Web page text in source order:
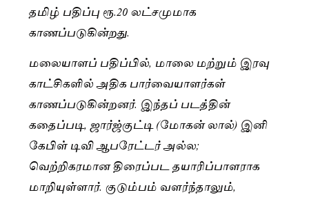
தமிழ் பதிப்பு ரூ.20 லட்சமுமாக
காணப்படுகின்றது.
மலையாளப் பதிப்பில், மாலை மற்றும் இரவு
காட்சிகளில் அதிக பார்வையாளர்கள்
காணப்படுகின்றனர். இந்தப் படத்தின்
கதைப்படி, ஜார்ஜ்குட்டி (மோகன் லால்) இனி
கேபிள் டிவி ஆபரேட்டர் அல்ல;
வெற்றிகரமான திரைப்பட தயாரிப்பாளராக
மாறியுள்ளார். குடும்பம் வளர்ந்தாலும்,